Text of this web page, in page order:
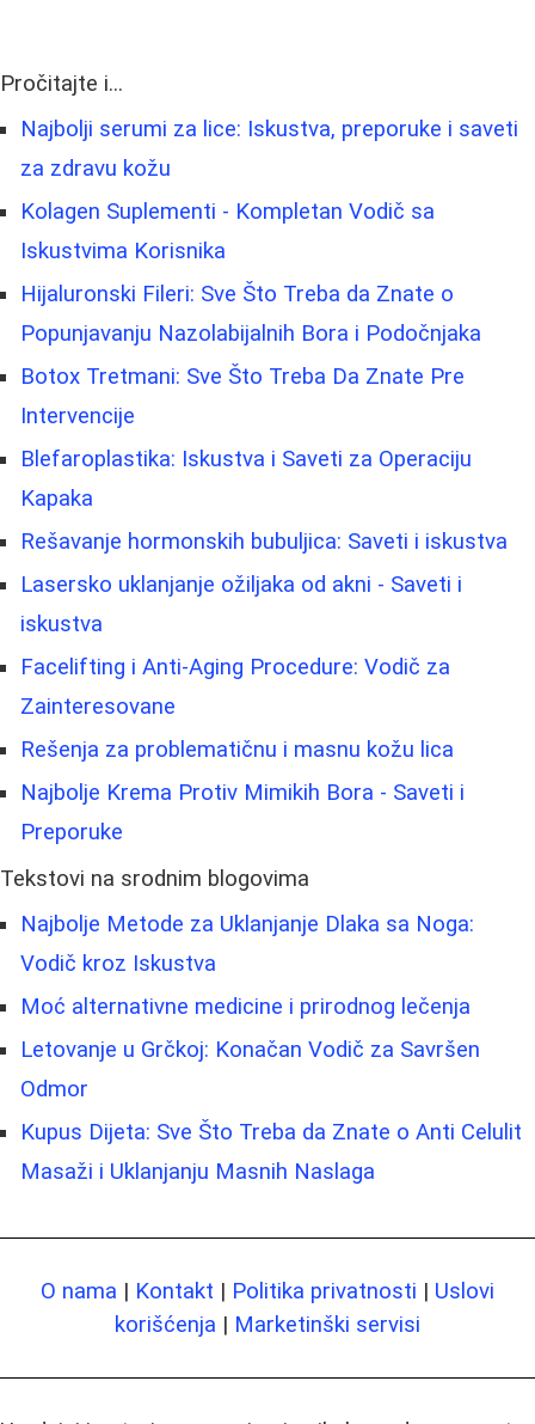
Pročitajte i...
Najbolji serumi za lice: Iskustva, preporuke i saveti
za zdravu kožu
Kolagen Suplementi - Kompletan Vodič sa
Iskustvima Korisnika
Hijaluronski Fileri: Sve Što Treba da Znate o
Popunjavanju Nazolabijalnih Bora i Podočnjaka
Botox Tretmani: Sve Što Treba Da Znate Pre
Intervencije
Blefaroplastika: Iskustva i Saveti za Operaciju
Kapaka
Rešavanje hormonskih bubuljica: Saveti i iskustva
Lasersko uklanjanje ožiljaka od akni - Saveti i
iskustva
Facelifting i Anti-Aging Procedure: Vodič za
Zainteresovane
Rešenja za problematičnu i masnu kožu lica
Najbolje Krema Protiv Mimikih Bora - Saveti i
Preporuke
Tekstovi na srodnim blogovima
Najbolje Metode za Uklanjanje Dlaka sa Noga:
Vodič kroz Iskustva
Moć alternativne medicine i prirodnog lečenja
Letovanje u Grčkoj: Konačan Vodič za Savršen
Odmor
Kupus Dijeta: Sve Što Treba da Znate o Anti Celulit
Masaži i Uklanjanju Masnih Naslaga
O nama | Kontakt | Politika privatnosti | Uslovi
korišćenja | Marketinški servisi